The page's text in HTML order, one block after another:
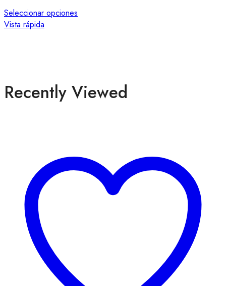
Seleccionar opciones
Vista rápida
Recently Viewed